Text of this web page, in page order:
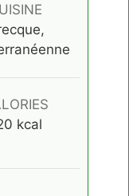
kcal